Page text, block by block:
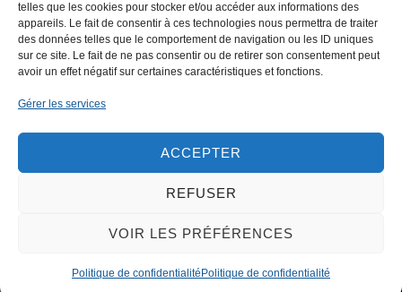
telles que les cookies pour stocker et/ou accéder aux informations des
appareils. Le fait de consentir à ces technologies nous permettra de traiter
des données telles que le comportement de navigation ou les ID uniques
sur ce site. Le fait de ne pas consentir ou de retirer son consentement peut
avoir un effet négatif sur certaines caractéristiques et fonctions.
Gérer les services
ACCEPTER
REFUSER
VOIR LES PRÉFÉRENCES
Politique de confidentialité Politique de confidentialité
CONTACTEZ-NOUS